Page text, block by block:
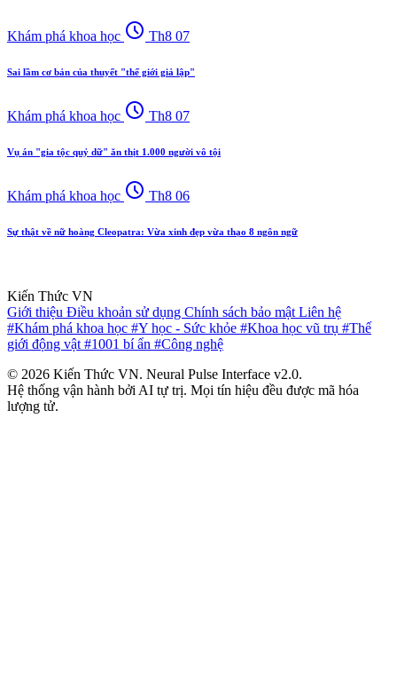
Khám phá khoa học schedule Th8 07
Sai lầm cơ bản của thuyết "thế giới giả lập"
Khám phá khoa học schedule Th8 07
Vụ án "gia tộc quỷ dữ" ăn thịt 1.000 người vô tội
Khám phá khoa học schedule Th8 06
Sự thật về nữ hoàng Cleopatra: Vừa xinh đẹp vừa thạo 8 ngôn ngữ
Kiến Thức VN
Giới thiệu Điều khoản sử dụng Chính sách bảo mật Liên hệ
#Khám phá khoa học #Y học - Sức khỏe #Khoa học vũ trụ #Thế
giới động vật #1001 bí ẩn #Công nghệ
© 2026 Kiến Thức VN. Neural Pulse Interface v2.0.
Hệ thống vận hành bởi AI tự trị. Mọi tín hiệu đều được mã hóa
lượng tử.